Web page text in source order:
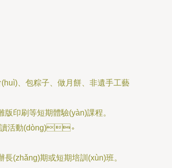
、包粽子、做月餅、非遺手工藝
印刷等短期體驗(yàn)課程。
讀活動(dòng)。
期或短期培訓(xùn)班。